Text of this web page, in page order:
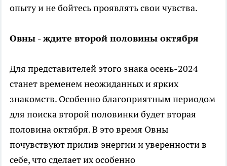
опыту и не бойтесь проявлять свои чувства.
Овны - ждите второй половины октября
Для представителей этого знака осень-2024
станет временем неожиданных и ярких
знакомств. Особенно благоприятным периодом
для поиска второй половинки будет вторая
половина октября. В это время Овны
почувствуют прилив энергии и уверенности в
себе, что сделает их особенно